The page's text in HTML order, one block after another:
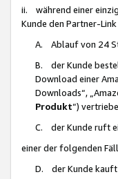
ii. während einer
Kunde den Partner-
A. Ablauf von 24
B. der Kunde
Download einer
Downloads“,
Produkt“)
C. der Kunde ruft
einer der folgenden
D. der Kunde kauft